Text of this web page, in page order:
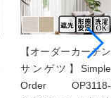
【オーダーカーテン
サンゲツ】Simple
Order OP3118-